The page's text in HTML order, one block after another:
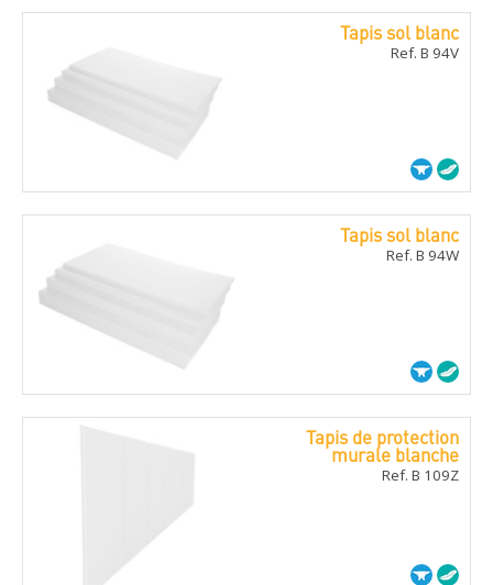
Tapis sol blanc
Ref. B 94V
Tapis sol blanc
Ref. B 94W
Tapis de protection
murale blanche
Ref. B 109Z